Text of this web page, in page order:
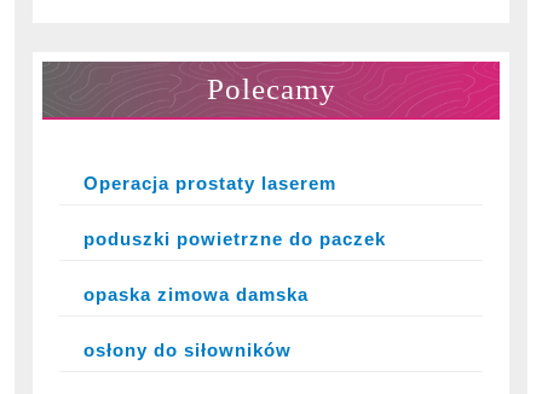
Polecamy
Operacja prostaty laserem
poduszki powietrzne do paczek
opaska zimowa damska
osłony do siłowników